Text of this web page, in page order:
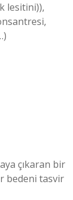
lesitini)),
çıkaran bir
bedeni tasvir